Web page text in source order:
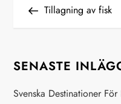
I
l
PreviousTillagning av fisk
SENASTE
Svenska Destinationer För